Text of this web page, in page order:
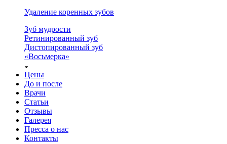
Удаление коренных зубов
Зуб мудрости
Ретинированный зуб
Дистопированный зуб
«Восьмерка»
Цены
До и после
Врачи
Статьи
Отзывы
Галерея
Пресса о нас
Контакты